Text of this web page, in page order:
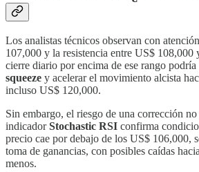
Los analistas técnicos observan con
107,000 y la resistencia entre US$
cierre diario por encima de ese rango podría
squeeze y acelerar el movimiento alcista
incluso US$ 120,000.
Sin embargo, el riesgo de una corrección no
indicadorStochastic RSI confirma
precio cae por debajo de los US$ 106,000,
toma de ganancias, con posibles caídas
menos.